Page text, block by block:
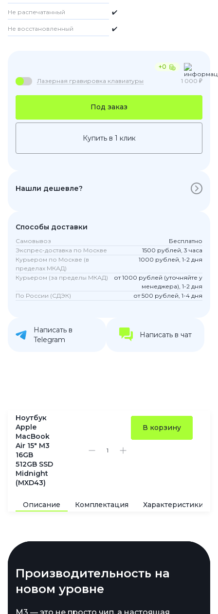
Не распечатанный ✔️
Не восстановленный ✔️
+0
Лазерная гравировка клавиатуры
1 000 ₽
Под заказ
Купить в 1 клик
Нашли дешевле?
Способы доставки
Самовывоз
Бесплатно
Экспрес-доставка по Москве
1500 рублей, 3 часа
Курьером по Москве (в
пределах МКАД)
1000 рублей, 1-2 дня
Курьером (за пределы МКАД)
от 1000 рублей (уточняйте у
менеджера), 1-2 дня
По России (СДЭК)
от 500 рублей, 1-4 дня
Написать в
Telegram
Написать в чат
Ноутбук
Apple
MacBook
Air 15" M3
16GB
512GB SSD
Midnight
(MXD43)
В корзину
Описание Комплектация Характеристики
Дисплей, который
приковывает взгляд
Производительность на
новом уровне
Долгая работа без
подзарядки и гибкость в